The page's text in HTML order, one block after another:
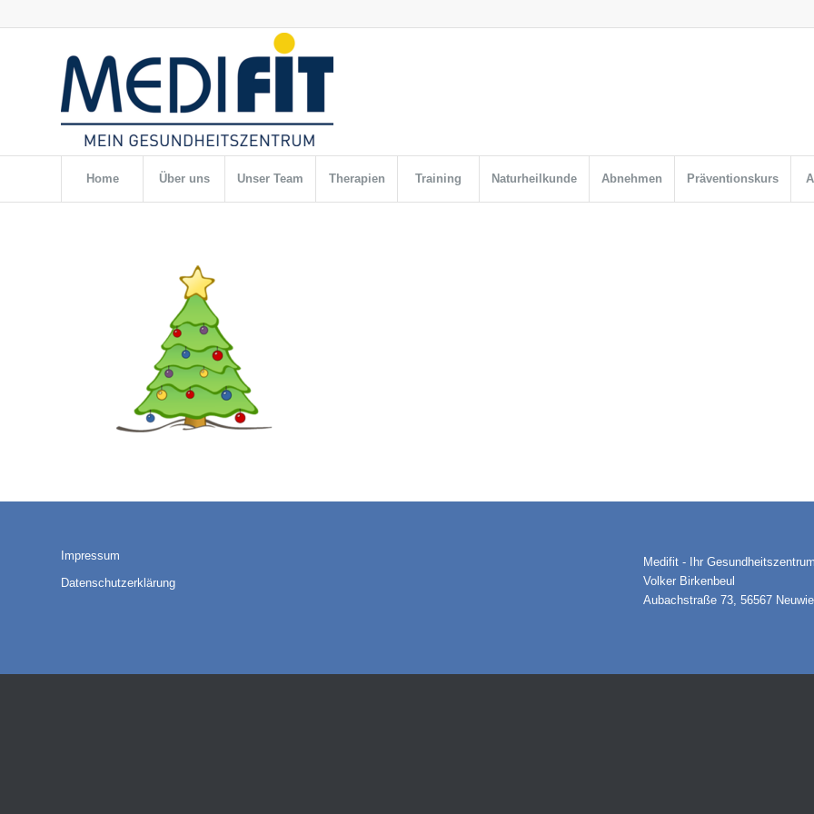
Home Über uns Unser Team Therapien Training Naturheilkunde Abnehmen Präventionskurs
Impressum
Datenschutzerklärung
Medifit - Ihr
Volker Birkenbeul
Aubachstraße 73, 56567